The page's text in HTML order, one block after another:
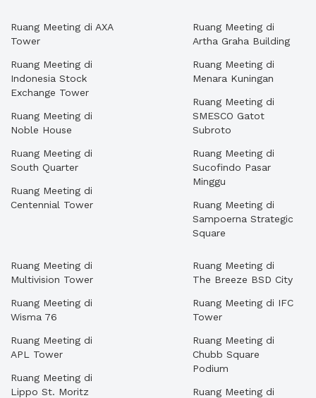
Ruang Meeting di AXA
Tower
Ruang Meeting di
Indonesia Stock
Exchange Tower
Ruang Meeting di
Noble House
Ruang Meeting di
South Quarter
Ruang Meeting di
Centennial Tower
Ruang Meeting di
Artha Graha Building
Ruang Meeting di
Menara Kuningan
Ruang Meeting di
SMESCO Gatot
Subroto
Ruang Meeting di
Sucofindo Pasar
Minggu
Ruang Meeting di
Sampoerna Strategic
Square
Ruang Meeting di
Multivision Tower
Ruang Meeting di
Wisma 76
Ruang Meeting di
APL Tower
Ruang Meeting di
Lippo St. Moritz
Ruang Meeting di
The Breeze BSD City
Ruang Meeting di IFC
Tower
Ruang Meeting di
Chubb Square
Podium
Ruang Meeting di